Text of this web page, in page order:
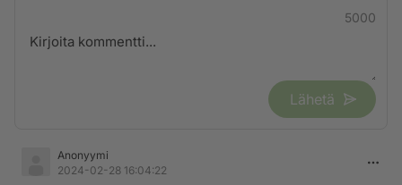
5000
Lähetä
Anonyymi
2024-02-28 16:04:22